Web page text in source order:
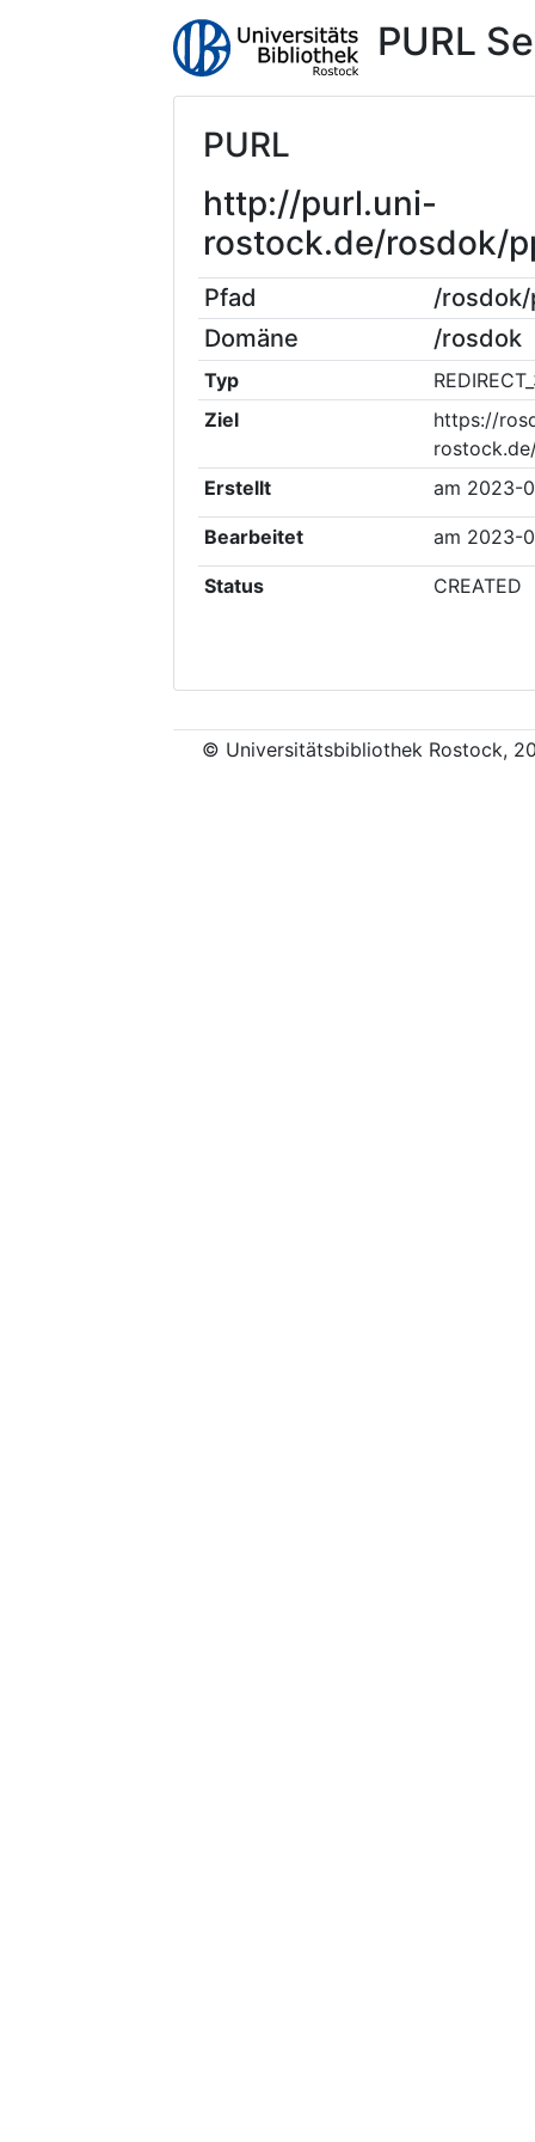
PURL
PURL
http://purl.uni-
rostock.de/rosdok/
Pfad
/
Domäne
/rosdok
Typ
Ziel
https://
Erstellt
am 2023-
Bearbeitet am 2023-
Status CREATED
© Universitätsbibliothek Rostock,